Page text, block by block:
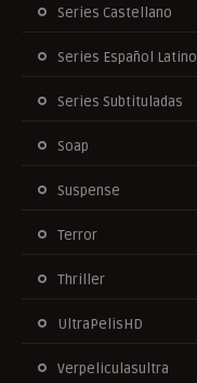
Series Castellano
Series Español Latino
Series Subtituladas
Soap
Suspense
Terror
Thriller
UltraPelisHD
Verpeliculasultra